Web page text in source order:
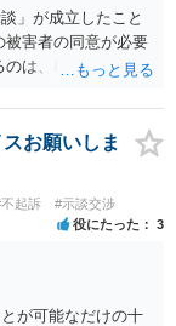
」が成立したこと
被害者の同意が必要
は、検察官のみで
③について、一般
。 被害者の動きを
示談をされたいと
じて警察に対し、
方法があります。
害者」本人に被害
のは難しいです
ていただける可能
所にご相談されて
お願いしま
起訴 #示談交渉
役にたった 3
が可能なだけの十